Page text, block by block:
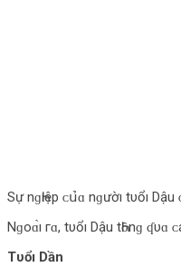
Sự nɡҺıệp ᴄ‌ս̉‌ɑ nɡườı tυổı Dậu
Nɡο‌ɑ̀ı гɑ, tυổı Dậu tҺȏnɡ ʠυɑ
Tυổı Dần